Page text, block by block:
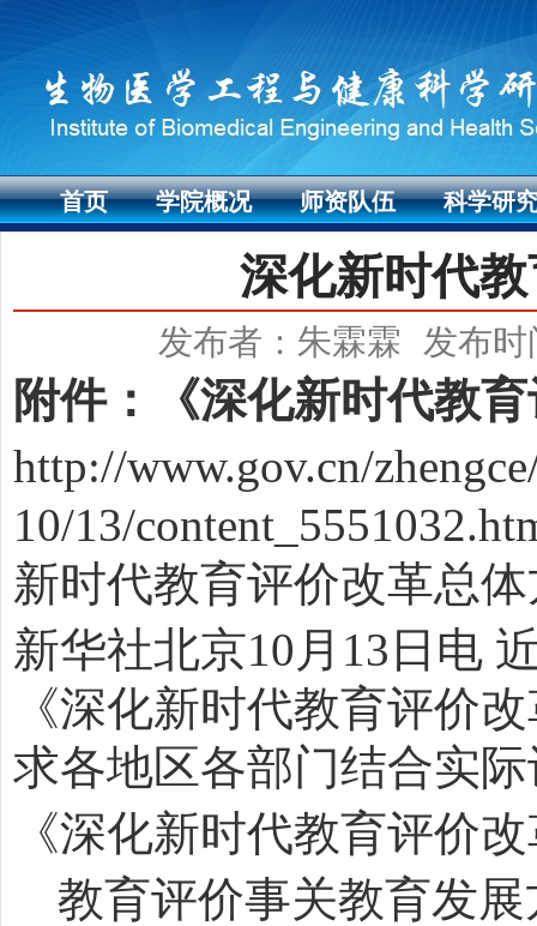
首页 学院概况 师资队伍 科学研
深化新时代
发布者：朱霖霖 发布
附件：《深化新时代教
http://www.gov.cn/
10/13/
新时代教育评价改革总
新华社北京10 月 13 日电
《深化新时代教育评价
求各地区各部门结合实
《深化新时代教育评价
教育评价事关教育发